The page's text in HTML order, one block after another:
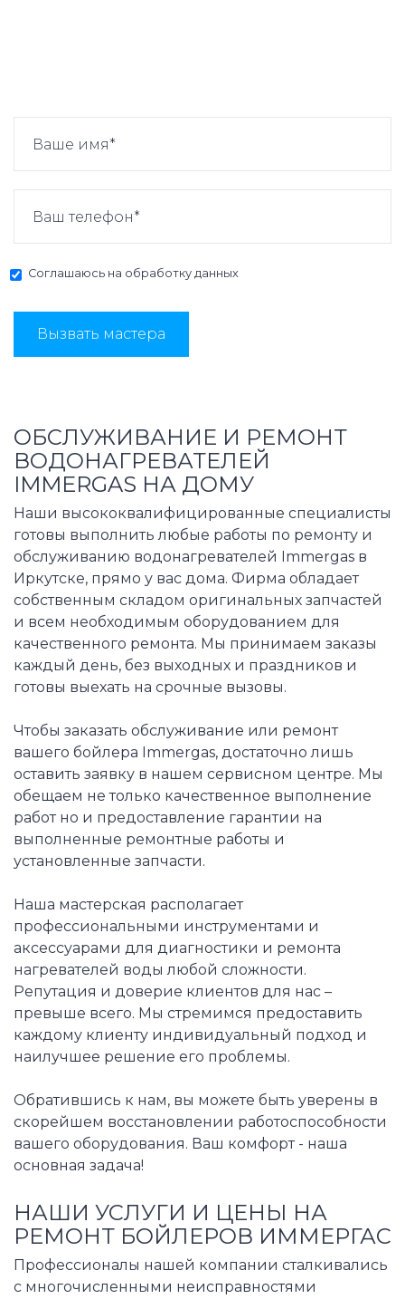
Соглашаюсь на обработку данных
Вызвать мастера
ОБСЛУЖИВАНИЕ И РЕМОНТ
ВОДОНАГРЕВАТЕЛЕЙ
IMMERGAS НА ДОМУ
Наши высококвалифицированные специалисты
готовы выполнить любые работы по ремонту и
обслуживанию водонагревателей Immergas в
Иркутске, прямо у вас дома. Фирма обладает
собственным складом оригинальных запчастей
и всем необходимым оборудованием для
качественного ремонта. Мы принимаем заказы
каждый день, без выходных и праздников и
готовы выехать на срочные вызовы.
Чтобы заказать обслуживание или ремонт
вашего бойлера Immergas, достаточно лишь
оставить заявку в нашем сервисном центре. Мы
обещаем не только качественное выполнение
работ но и предоставление гарантии на
выполненные ремонтные работы и
установленные запчасти.
Наша мастерская располагает
профессиональными инструментами и
аксессуарами для диагностики и ремонта
нагревателей воды любой сложности.
Репутация и доверие клиентов для нас –
превыше всего. Мы стремимся предоставить
каждому клиенту индивидуальный подход и
наилучшее решение его проблемы.
Обратившись к нам, вы можете быть уверены в
скорейшем восстановлении работоспособности
вашего оборудования. Ваш комфорт - наша
основная задача!
НАШИ УСЛУГИ И ЦЕНЫ НА
РЕМОНТ БОЙЛЕРОВ ИММЕРГАС
Профессионалы нашей компании сталкивались
с многочисленными неисправностями